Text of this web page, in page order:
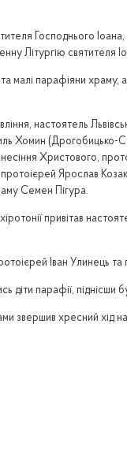
Господнього
Літургію святителя
парафіяни
настоятель
Хомин
Христового,
Ярослав
Семен Пігура.
привітав
Іван Улинець та
парафії, піднісши
звершив хресний